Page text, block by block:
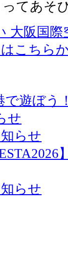
ってあそ
大阪国際
こちら
で遊ぼう
せ
らせ
らせ